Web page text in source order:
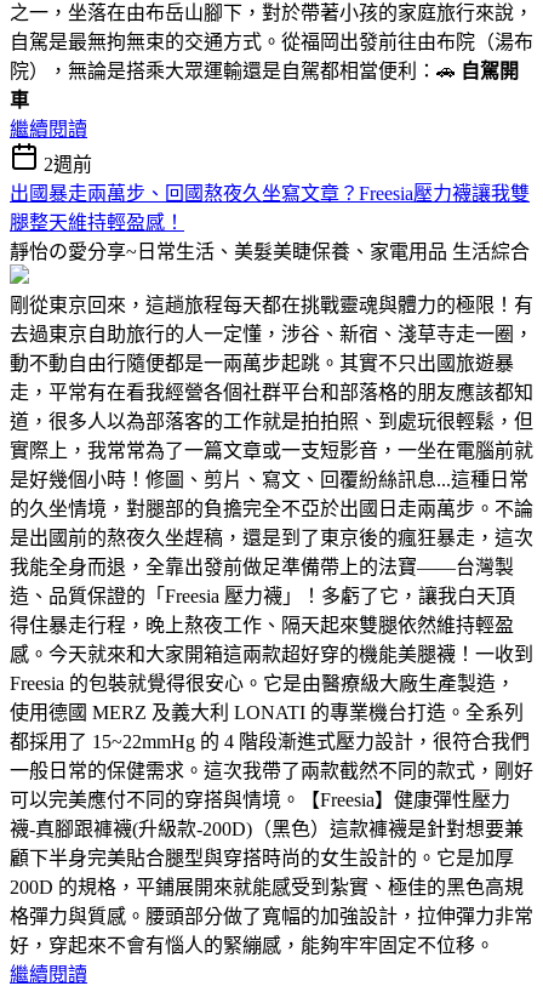
之一，坐落在由布岳山腳下，對於帶著小孩的家庭旅行來說，
自駕是最無拘無束的交通方式。從福岡出發前往由布院（湯布
院），無論是搭乘大眾運輸還是自駕都相當便利：🚗 自駕開
車
繼續閱讀
2週前
出國暴走兩萬步、回國熬夜久坐寫文章？Freesia壓力襪讓我雙
腿整天維持輕盈感！
靜怡の愛分享~日常生活、美髮美睫保養、家電用品 生活綜合
剛從東京回來，這趟旅程每天都在挑戰靈魂與體力的極限！有
去過東京自助旅行的人一定懂，涉谷、新宿、淺草寺走一圈，
動不動自由行隨便都是一兩萬步起跳。其實不只出國旅遊暴
走，平常有在看我經營各個社群平台和部落格的朋友應該都知
道，很多人以為部落客的工作就是拍拍照、到處玩很輕鬆，但
實際上，我常常為了一篇文章或一支短影音，一坐在電腦前就
是好幾個小時！修圖、剪片、寫文、回覆紛絲訊息...這種日常
的久坐情境，對腿部的負擔完全不亞於出國日走兩萬步。不論
是出國前的熬夜久坐趕稿，還是到了東京後的瘋狂暴走，這次
我能全身而退，全靠出發前做足準備帶上的法寶——台灣製
造、品質保證的「Freesia 壓力襪」！多虧了它，讓我白天頂
得住暴走行程，晚上熬夜工作、隔天起來雙腿依然維持輕盈
感。今天就來和大家開箱這兩款超好穿的機能美腿襪！一收到
Freesia 的包裝就覺得很安心。它是由醫療級大廠生產製造，
使用德國 MERZ 及義大利 LONATI 的專業機台打造。全系列
都採用了 15~22mmHg 的 4 階段漸進式壓力設計，很符合我們
一般日常的保健需求。這次我帶了兩款截然不同的款式，剛好
可以完美應付不同的穿搭與情境。【Freesia】健康彈性壓力
襪-真腳跟褲襪(升級款-200D)（黑色）這款褲襪是針對想要兼
顧下半身完美貼合腿型與穿搭時尚的女生設計的。它是加厚
200D 的規格，平鋪展開來就能感受到紮實、極佳的黑色高規
格彈力與質感。腰頭部分做了寬幅的加強設計，拉伸彈力非常
好，穿起來不會有惱人的緊繃感，能夠牢牢固定不位移。
繼續閱讀